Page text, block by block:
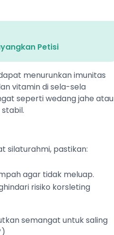
Petisi
menurunkan imunitas
vitamin di sela-sela
seperti wedang jahe atau
silaturahmi, pastikan:
agar tidak meluap.
risiko korsleting
semangat untuk saling